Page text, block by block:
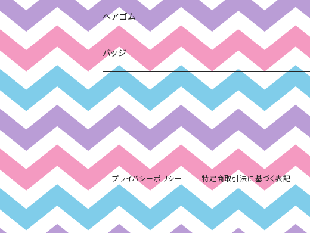
ヘアゴム
バッジ
プライバシーポリシー 特定商取引法に基づく表記